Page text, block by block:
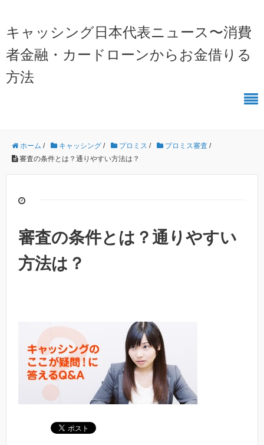
キャッシング日本代表ニュース〜消費
者金融・カードローンからお金借りる
方法
ホーム / キャッシング / プロミス / プロミス審査 /
審査の条件とは？通りやすい方法は？
審査の条件とは？通りやすい
方法は？